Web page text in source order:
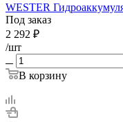
WESTER
Под заказ
2 292 ₽
/шт
В корзину